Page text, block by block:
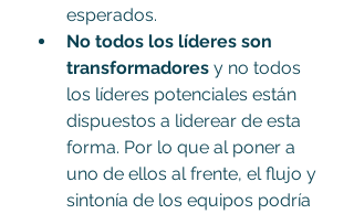
esperados.
No todos los líderes son
transformadores y no todos
los líderes potenciales están
dispuestos a liderear de esta
forma. Por lo que al poner a
uno de ellos al frente, el flujo y
sintonía de los equipos podría